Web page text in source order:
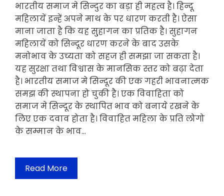
भारतीय समाज मे सिन्दुर का बड़ा ही महत्व है। हिन्दू
महिलायें इन्हें अपने माथ के पर धारण करती है। ऐसा
माना जाता है कि यह सु्हागन का प्रतिक है। सुहागन
महिलायें को सिन्दूर धारण करने के बाद उसके
मनोभाव के उच्यता को सहज ही समझा जा सकता है।
यह सुरक्षा तथा विश्वास के मानसिक स्तर को बढ़ा देता
है। भारतीय समाज मे सिन्दूर की एक गहरी भावनात्मक
समझ की स्थापना हो चुकी है। एक विवाहिता को
समाज मे सिन्दूर के स्थापित भाव को बनाये रखने के
लिए एक दवाव होता है। विवाहित महिला के प्रति लोगो
के सम्मान के भाव…
Read More